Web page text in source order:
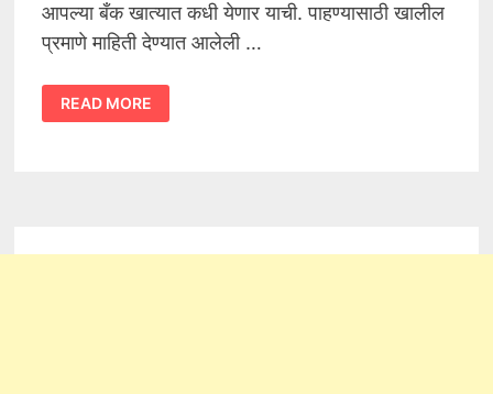
आपल्या बँक खात्यात कधी येणार याची. पाहण्यासाठी खालील
प्रमाणे माहिती देण्यात आलेली …
14TH
INSTALMENT
PM
READ MORE